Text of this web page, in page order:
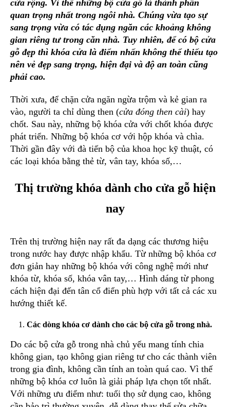
cửa rộng. Vì thế những bộ cửa gỗ là thành phần
quan trọng nhất trong ngôi nhà. Chúng vừa tạo sự
sang trọng vừa có tác dụng ngăn các khoảng không
gian riêng tư trong căn nhà. Tuy nhiên, để có bộ cửa
gỗ đẹp thì khóa cửa là điểm nhấn không thể thiếu tạo
nên vẻ đẹp sang trọng, hiện đại và độ an toàn cũng
phải cao.
Thời xưa, để chặn cửa ngăn ngừa trộm và kẻ gian ra
vào, người ta chỉ dùng then (cửa đóng then cài) hay
chốt. Sau này, những bộ khóa cửa với chốt khóa được
phát triển. Những bộ khóa cơ với hộp khóa và chìa.
Thời gần đây với đà tiến bộ của khoa học kỹ thuật, có
các loại khóa bằng thẻ từ, vân tay, khóa số,…
Thị trường khóa dành cho cửa gỗ hiện
nay
Trên thị trường hiện nay rất đa dạng các thương hiệu
trong nước hay được nhập khẩu. Từ những bộ khóa cơ
đơn giản hay những bộ khóa với công nghệ mới như
khóa từ, khóa số, khóa vân tay,… Hình dáng từ phong
cách hiện đại đến tân cổ điển phù hợp với tất cả các xu
hướng thiết kế.
Các dòng khóa cơ dành cho các bộ cửa gỗ trong nhà.
Do các bộ cửa gỗ trong nhà chủ yếu mang tính chia
không gian, tạo không gian riêng tư cho các thành viên
trong gia đình, không cần tính an toàn quá cao. Vì thế
những bộ khóa cơ luôn là giải pháp lựa chọn tốt nhất.
Với những ưu điểm như: tuổi thọ sử dụng cao, không